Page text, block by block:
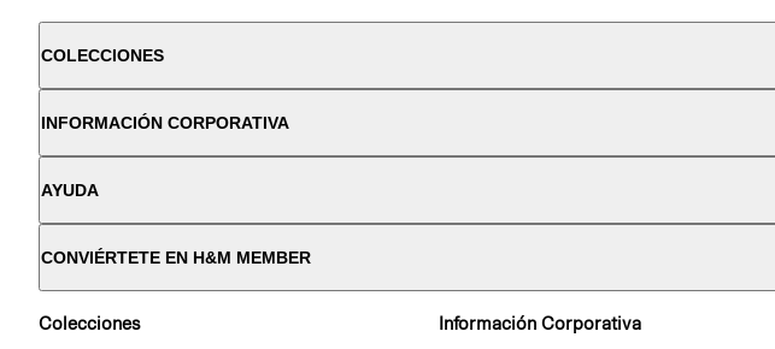
COLECCIONES
INFORMACIÓN CORPORATIVA
AYUDA
CONVIÉRTETE EN H&M MEMBER
Colecciones Información Corporativa